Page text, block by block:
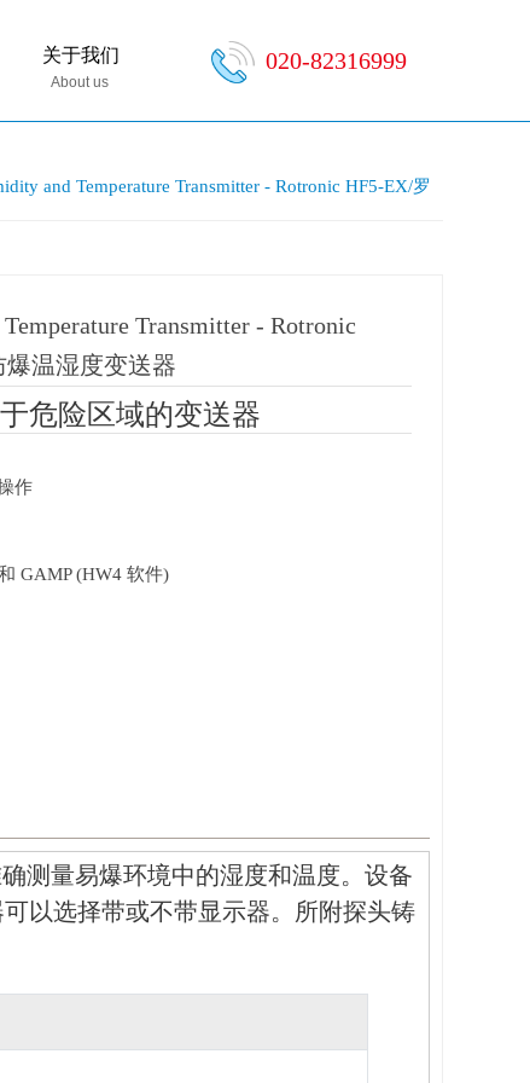
About us
020-82316999
关于我们
and Temperature Transmitter - Rotronic HF5-EX/罗
Transmitter - Rotronic
温湿度变送器
危险区域的变送器
作
GAMP (HW4 软件)
测量易爆环境中的湿度和温度。设备
以选择带或不带显示器。所附探头铸